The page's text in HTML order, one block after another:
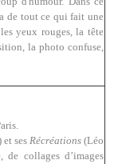
de tout ce qui fait une
yeux rouges, la tête
la photo confuse,
sesRécréations (Léo
de collages d’images